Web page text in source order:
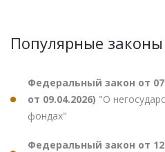
Популярные законы
Федеральный закон от
от 09.04.2026) "О
фондах"
Федеральный закон от